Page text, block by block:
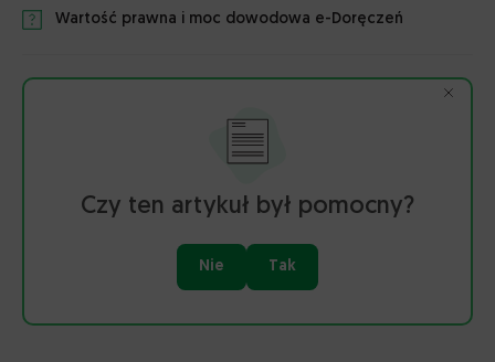
Wartość prawna i moc dowodowa e-Doręczeń
Czy ten artykuł był pomocny?
Nie Tak